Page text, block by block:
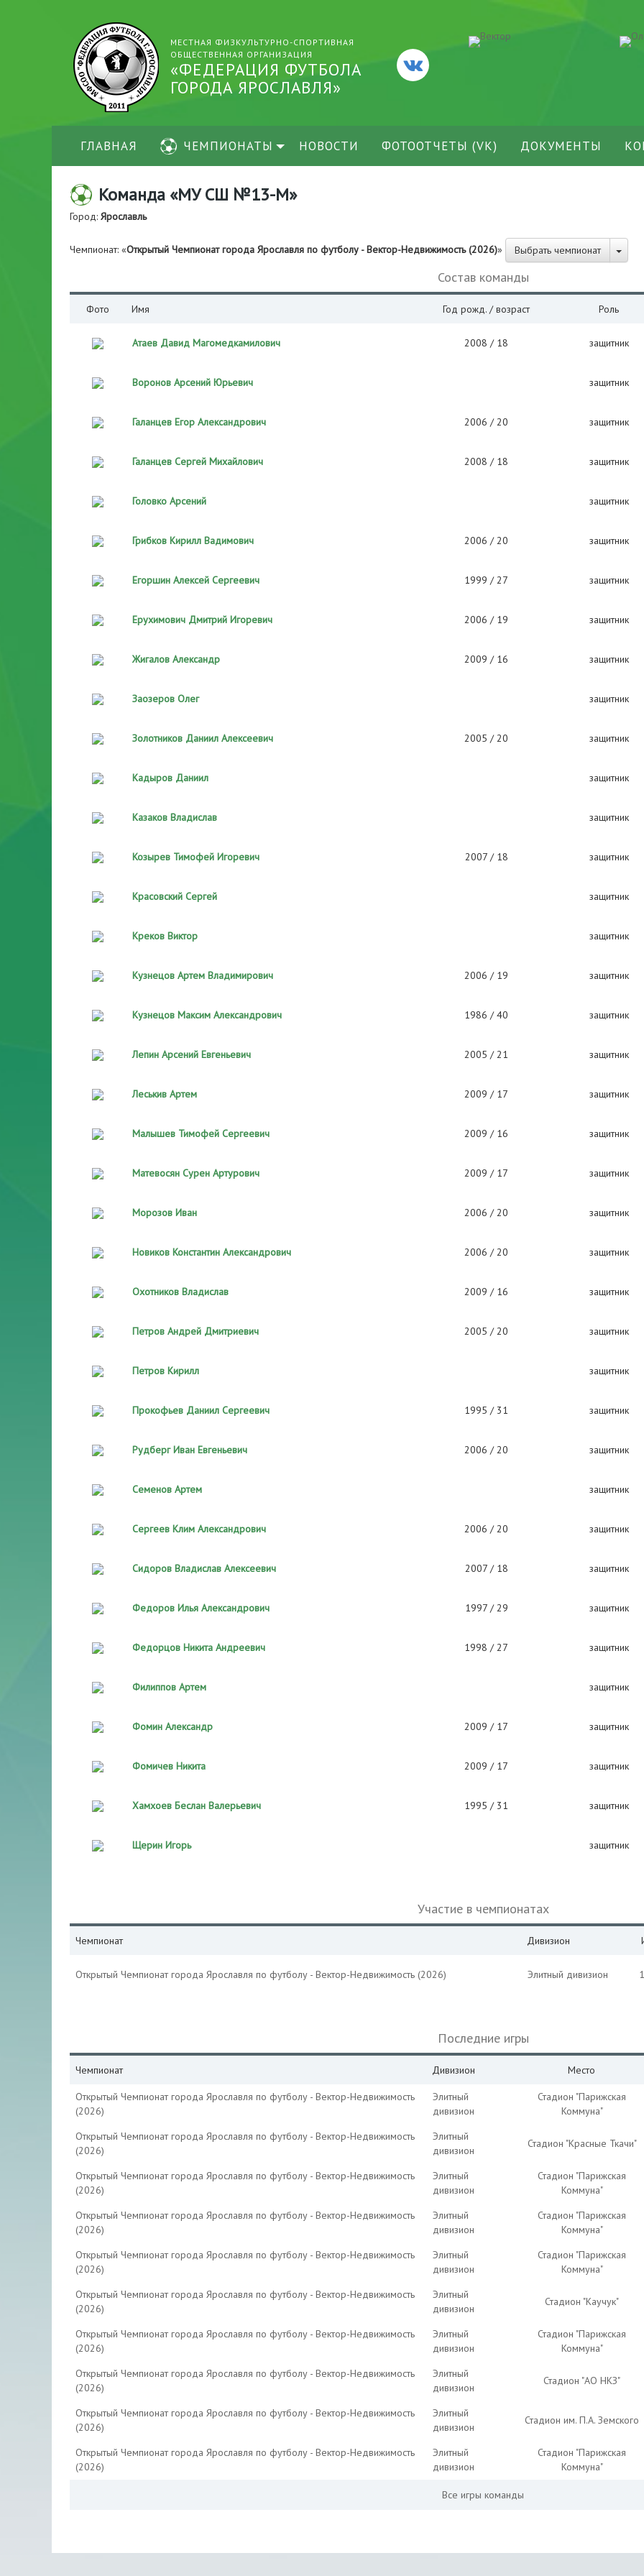
МЕСТНАЯ ФИЗКУЛЬТУРНО-СПОРТИВНАЯ
ОБЩЕСТВЕННАЯ ОРГАНИЗАЦИЯ
«ФЕДЕРАЦИЯ ФУТБОЛА
ГОРОДА ЯРОСЛАВЛЯ»
ГЛАВНАЯ ЧЕМПИОНАТЫ НОВОСТИ ФОТООТЧЕТЫ (VK) ДОКУМЕНТЫ
Команда «МУ СШ №13-М»
Город: Ярославль
Чемпионат: «Открытый Чемпионат города Ярославля по футболу - Вектор-Недвижимость (2026)» Выбрать чемпионат
Состав команды
Фото Имя Год рожд. / возраст Роль
Атаев Давид Магомедкамилович 2008 / 18 защитник
Воронов Арсений Юрьевич защитник
Галанцев Егор Александрович 2006 / 20 защитник
Галанцев Сергей Михайлович 2008 / 18 защитник
Головко Арсений защитник
Грибков Кирилл Вадимович 2006 / 20 защитник
Егоршин Алексей Сергеевич 1999 / 27 защитник
Ерухимович Дмитрий Игоревич 2006 / 19 защитник
Жигалов Александр 2009 / 16 защитник
Заозеров Олег защитник
Золотников Даниил Алексеевич 2005 / 20 защитник
Кадыров Даниил защитник
Казаков Владислав защитник
Козырев Тимофей Игоревич 2007 / 18 защитник
Красовский Сергей защитник
Креков Виктор защитник
Кузнецов Артем Владимирович 2006 / 19 защитник
Кузнецов Максим Александрович 1986 / 40 защитник
Лепин Арсений Евгеньевич 2005 / 21 защитник
Леськив Артем 2009 / 17 защитник
Малышев Тимофей Сергеевич 2009 / 16 защитник
Матевосян Сурен Артурович 2009 / 17 защитник
Морозов Иван 2006 / 20 защитник
Новиков Константин Александрович 2006 / 20 защитник
Охотников Владислав 2009 / 16 защитник
Петров Андрей Дмитриевич 2005 / 20 защитник
Петров Кирилл защитник
Прокофьев Даниил Сергеевич 1995 / 31 защитник
Рудберг Иван Евгеньевич 2006 / 20 защитник
Семенов Артем защитник
Сергеев Клим Александрович 2006 / 20 защитник
Сидоров Владислав Алексеевич 2007 / 18 защитник
Федоров Илья Александрович 1997 / 29 защитник
Федорцов Никита Андреевич 1998 / 27 защитник
Филиппов Артем защитник
Фомин Александр 2009 / 17 защитник
Фомичев Никита 2009 / 17 защитник
Хамхоев Беслан Валерьевич 1995 / 31 защитник
Щерин Игорь защитник
Участие в чемпионатах
Чемпионат Дивизион
Открытый Чемпионат города Ярославля по футболу - Вектор-Недвижимость (2026) Элитный дивизион
Последние игры
Чемпионат Дивизион Место
Открытый Чемпионат города Ярославля по футболу - Вектор-Недвижимость
(2026)
Элитный
дивизион
Стадион "Парижская
Коммуна"
Открытый Чемпионат города Ярославля по футболу - Вектор-Недвижимость
(2026)
Элитный
дивизион
Стадион "Красные Ткачи"
Открытый Чемпионат города Ярославля по футболу - Вектор-Недвижимость
(2026)
Элитный
дивизион
Стадион "Парижская
Коммуна"
Открытый Чемпионат города Ярославля по футболу - Вектор-Недвижимость
(2026)
Элитный
дивизион
Стадион "Парижская
Коммуна"
Открытый Чемпионат города Ярославля по футболу - Вектор-Недвижимость
(2026)
Элитный
дивизион
Стадион "Парижская
Коммуна"
Открытый Чемпионат города Ярославля по футболу - Вектор-Недвижимость
(2026)
Элитный
дивизион
Стадион "Каучук"
Открытый Чемпионат города Ярославля по футболу - Вектор-Недвижимость
(2026)
Элитный
дивизион
Стадион "Парижская
Коммуна"
Открытый Чемпионат города Ярославля по футболу - Вектор-Недвижимость
(2026)
Элитный
дивизион
Стадион "АО НКЗ"
Открытый Чемпионат города Ярославля по футболу - Вектор-Недвижимость
(2026)
Элитный
дивизион
Стадион им. П.А. Земского
Открытый Чемпионат города Ярославля по футболу - Вектор-Недвижимость
(2026)
Элитный
дивизион
Стадион "Парижская
Коммуна"
Все игры команды